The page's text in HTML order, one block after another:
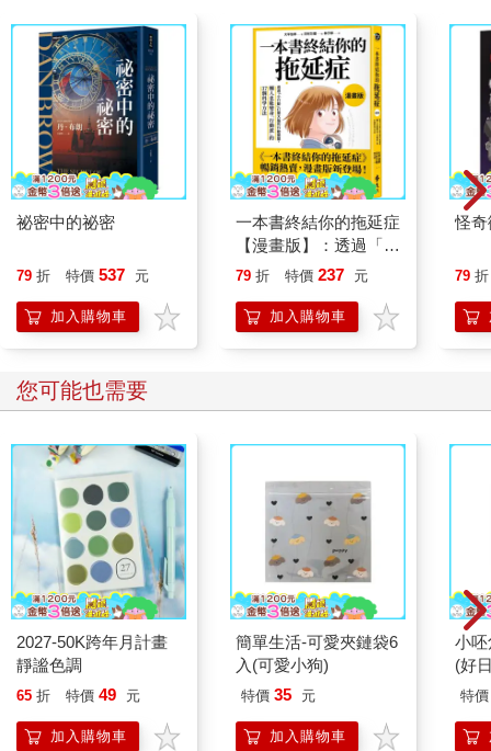
祕密中的祕密
79 折 特價 537 元
加入購物車
一本書終結你的拖延症
【漫畫版】：透過「小
行動」打開大腦的行動
「行動派」的37個科
學方法
79 折 特價 237 元
加入購物車
怪
79 折
您可能也需要
2027-50K跨年月計畫
靜謐色調
65 折 特價 49 元
加入購物車
簡單生活-可愛夾鏈袋6
入(可愛小狗)
特價 35 元
加入購物車
小
(好
特價